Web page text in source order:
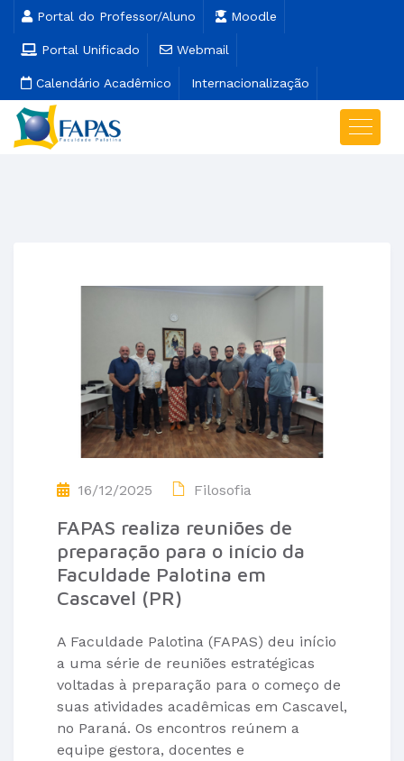
Portal do Professor/Aluno Moodle
Portal Unificado Webmail
Calendário Acadêmico Internacionalização
16/12/2025 Filosofia
FAPAS realiza reuniões de
preparação para o início da
Faculdade Palotina em
Cascavel (PR)
A Faculdade Palotina (FAPAS) deu início
a uma série de reuniões estratégicas
voltadas à preparação para o começo de
suas atividades acadêmicas em Cascavel,
no Paraná. Os encontros reúnem a
equipe gestora, docentes e